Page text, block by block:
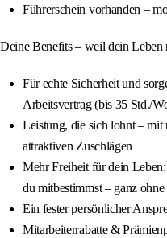
Führerschein vorhanden –
Deine Benefits – weil dein Leben
Für echte Sicherheit und
Arbeitsvertrag (bis 35 Std./
Leistung, die sich lohnt –
attraktiven Zuschlägen
Mehr Freiheit für dein
du mitbestimmst – ganz
Ein fester persönlicher
Mitarbeiterrabatte &